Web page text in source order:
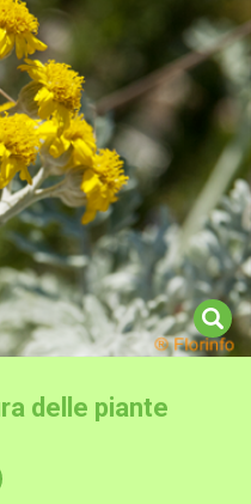
delle piante